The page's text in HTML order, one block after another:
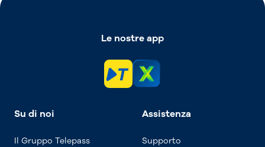
Le nostre app
Su di noi
Il Gruppo Telepass
Assistenza
Supporto